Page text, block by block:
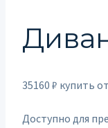
35160 ₽ купить
Доступно для